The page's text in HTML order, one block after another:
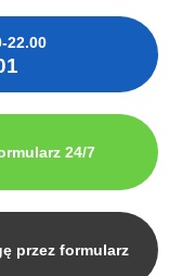
22.00
24/7
przez formularz